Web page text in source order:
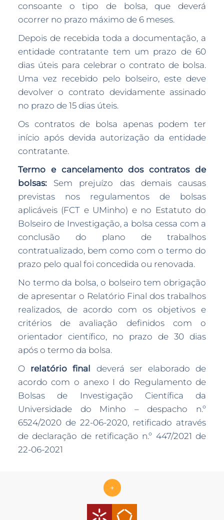
consoante o tipo de bolsa, que deverá
ocorrer no prazo máximo de 6 meses.
Depois de recebida toda a documentação, a
entidade contratante tem um prazo de 60
dias úteis para celebrar o contrato de bolsa.
Uma vez recebido pelo bolseiro, este deve
devolver o contrato devidamente assinado
no prazo de 15 dias úteis.
Os contratos de bolsa apenas podem ter
início após devida autorização da entidade
contratante.
Termo e cancelamento dos contratos de
bolsas: Sem prejuízo das demais causas
previstas nos regulamentos de bolsas
aplicáveis (FCT e UMinho) e no Estatuto do
Bolseiro de Investigação, a bolsa cessa com a
conclusão do plano de trabalhos
contratualizado, bem como com o termo do
prazo pelo qual foi concedida ou renovada.
No termo da bolsa, o bolseiro tem obrigação
de apresentar o Relatório Final dos trabalhos
realizados, de acordo com os objetivos e
critérios de avaliação definidos com o
orientador científico, no prazo de 30 dias
após o termo da bolsa.
O relatório final
deverá ser elaborado de
acordo com o anexo I do Regulamento de
Bolsas de Investigação Científica da
Universidade do Minho – despacho n.º
6524/2020 de 22-06-2020, retificado através
de declaração de retificação n.º 447/2021 de
22-06-2021
+